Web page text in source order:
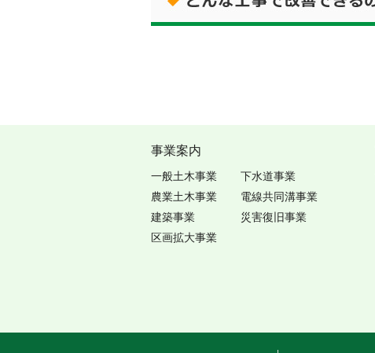
事業案内
一般土木事業
農業土木事業
建築事業
区画拡大事業
下水道事業
電線共同溝事業
災害復旧事業